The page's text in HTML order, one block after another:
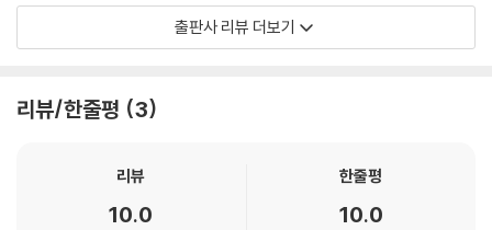
누구나 스페인어 왕초보 탈출이 가능한
1. 오늘의 주제
준비하는 코너입니다. 각 Capitulo에서 반드시 기억해야 할 문장들도 [오
출판사 리뷰 더보기
리뷰/한줄평 3
리뷰
10.0
한줄평
10.0